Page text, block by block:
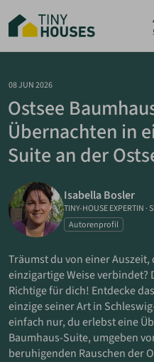
Hauptinhalt
springen
HÄUSER
BERATUNG
GRUNDSTÜCKE
RATGEBER
ÜBER UNS
ZUM
08 JUN 2026
Ostsee
Übernachten in
Suite an der
Isabella Bosler
TINY-HOUSE EXPERTIN ·
Autorenprofil
Träumst du von einer
einzigartige Weise verbindet?
Richtige für dich! Entdecke das
einzige seiner Art in
einfach nur, du erlebst eine
Baumhaus-Suite, umgeben
beruhigenden Rauschen der